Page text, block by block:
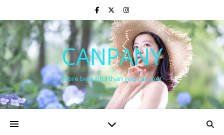
CANPANY
More beautiful than you can see